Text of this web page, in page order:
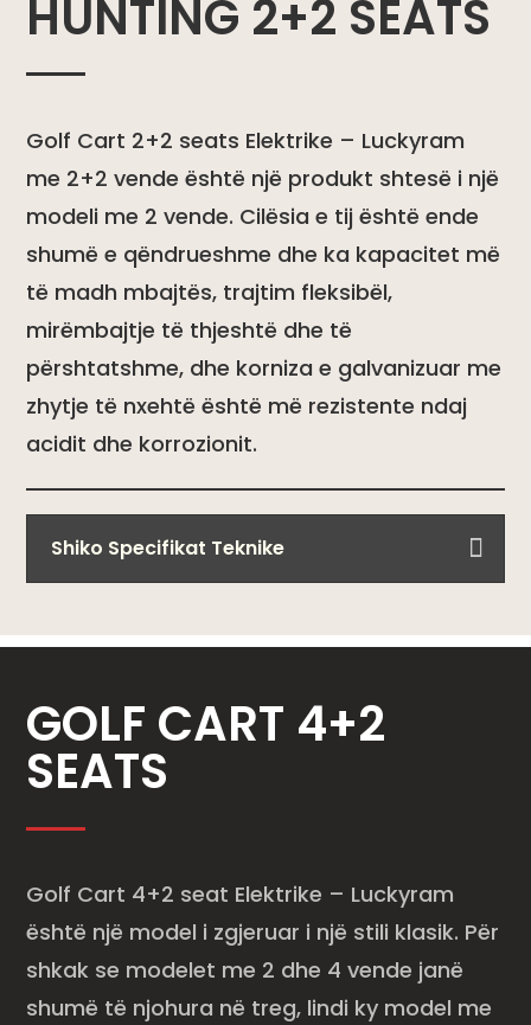
HUNTING 2+2 SEATS
Golf Cart 2+2 seats Elektrike – Luckyram
me 2+2 vende është një produkt shtesë i një
modeli me 2 vende. Cilësia e tij është ende
shumë e qëndrueshme dhe ka kapacitet më
të madh mbajtës, trajtim fleksibël,
mirëmbajtje të thjeshtë dhe të
përshtatshme, dhe korniza e galvanizuar me
zhytje të nxehtë është më rezistente ndaj
acidit dhe korrozionit.
Shiko Specifikat Teknike
GOLF CART 4+2
SEATS
Golf Cart 4+2 seat Elektrike – Luckyram
është një model i zgjeruar i një stili klasik. Për
shkak se modelet me 2 dhe 4 vende janë
shumë të njohura në treg, lindi ky model me